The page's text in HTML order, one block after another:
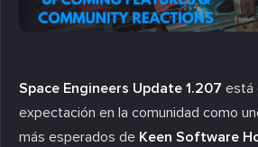
Space Engineers Update 1.207 está
expectación en la comunidad como
más esperados de Keen Software